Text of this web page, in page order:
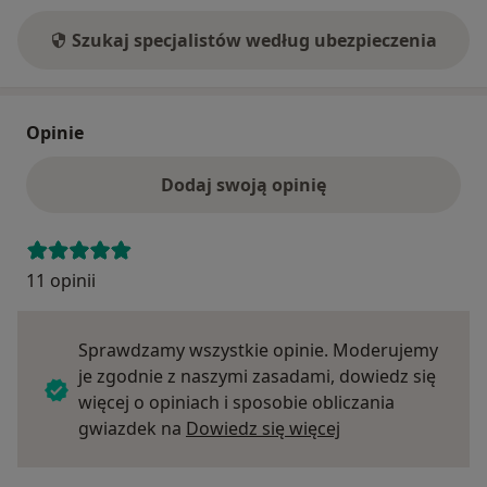
Szukaj specjalistów według ubezpieczenia
Opinie
Dodaj swoją opinię
11 opinii
Sprawdzamy wszystkie opinie. Moderujemy
je zgodnie z naszymi zasadami, dowiedz się
więcej o opiniach i sposobie obliczania
gwiazdek na Dowiedz się więcej